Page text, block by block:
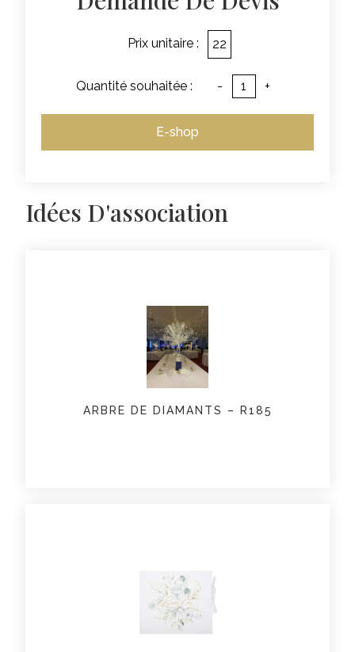
Prix unitaire : 22
Quantité souhaitée : - +
E-shop
Idées D'association
ARBRE DE DIAMANTS – R185